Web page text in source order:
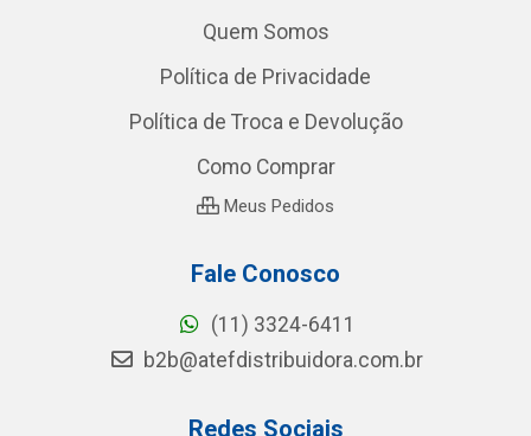
Quem Somos
Política de Privacidade
Política de Troca e Devolução
Como Comprar
Meus Pedidos
Fale Conosco
(11) 3324-6411
b2b@atefdistribuidora.com.br
Redes Sociais